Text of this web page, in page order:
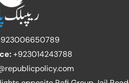
+923014243788